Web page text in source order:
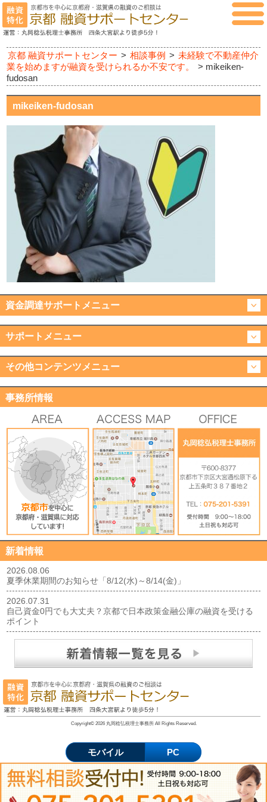
京都 融資サポートセンター > 相談事例 > 未経験で不動産仲介
業を始めますが融資を受けられるか不安です。
> mikeiken-
fudosan
mikeiken-fudosan
資金調達サポートメニュー
サポートメニュー
その他コンテンツメニュー
事務所情報
新着情報
2026.08.06
夏季休業期間のお知らせ「8/12(水)～8/14(金)」
2026.07.31
自己資金0円でも大丈夫？京都で日本政策金融公庫の融資を受ける
ポイント
Copyright© 2026 丸岡稔弘税理士事務所 All Rights Reserved.
モバイル PC